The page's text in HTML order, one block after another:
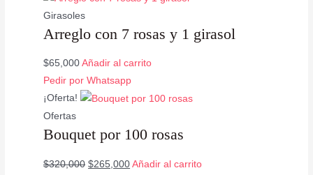
Girasoles
Arreglo con 7 rosas y 1 girasol
$65,000 Añadir al carrito
Pedir por Whatsapp
¡Oferta!
Ofertas
Bouquet por 100 rosas
$320,000 $265,000 Añadir al carrito